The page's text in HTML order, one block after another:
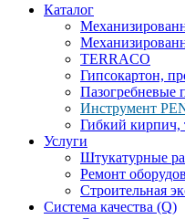
Каталог
TERRACO
Гипсокартон,
Пазогребневые
Инструмент
Гибкий кирпич,
Услуги
Штукатурные
Ремонт
Строительная
Система качества (Q)